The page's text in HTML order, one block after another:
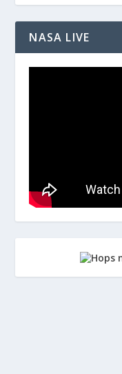
NASA LIVE